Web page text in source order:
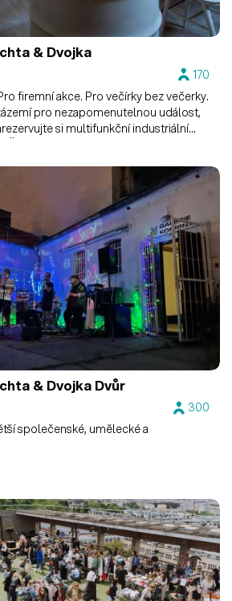
& Dvojka
170
firemní akce. Pro večírky bez večerky.
pro nezapomenutelnou událost,
si multifunkční industriální
& Dvojka Dvůr
300
společenské, umělecké a